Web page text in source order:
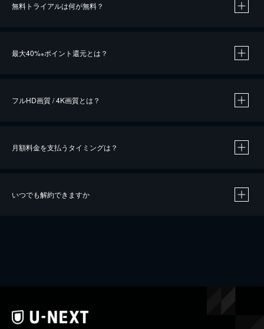
無料トライアルは何が無料？
最大40%※ポイント還元とは？
※40％ポイント還元の対象は、クレジットカード決済による作品の購入 / レンタルです。
iOSアプリのUコイン決済による作品の購入 / レンタルは、20％のポイント還元です。
フルHD画質 / 4K画質とは？
月額料金を支払うタイミングは？
いつでも解約できますか